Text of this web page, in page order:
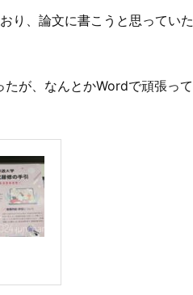
り、論文に書こうと思っていた
が、なんとかWordで頑張って